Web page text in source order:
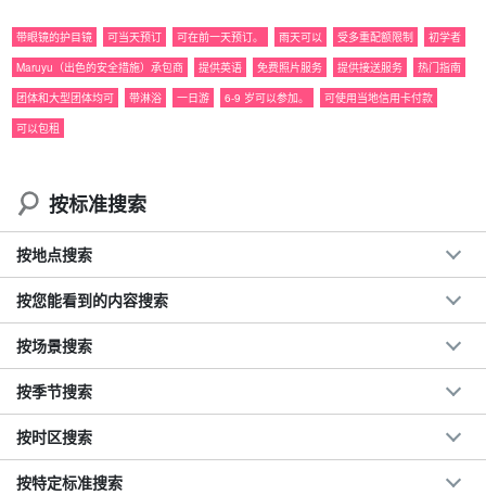
建议。
免费照片数据
包括免费租用的旅游装备
参与日期。前一天 18:00 前不收取取消费用
带眼镜的护目镜 可当天预订 可在前一天预订。 雨天可以 受多重配额限制
初学者
Maruyu（出色的安全措施）承包商
提供英语 免费照片服务 提供接送服务
热门指南
团体和大型团体均可
带淋浴 一日游 6-9 岁可以参加。
可使用当地信用卡付款
可以包租
按标准搜索
按地点搜索
按您能看到的内容搜索
按场景搜索
按季节搜索
按时区搜索
按特定标准搜索